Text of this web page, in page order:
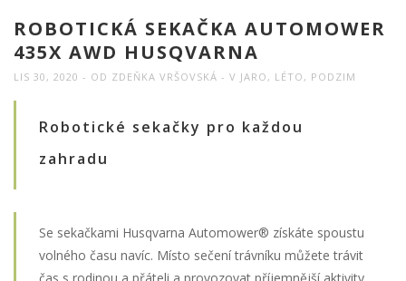
ROBOTICKÁ SEKAČKA AUTOMOWER
435X AWD HUSQVARNA
LIS 30, 2020 OD ZDEŇKA VRŠOVSKÁ V JARO , LÉTO , PODZIM
Robotické sekačky pro každou
zahradu
Se sekačkami Husqvarna Automower® získáte spoustu
volného času navíc. Místo sečení trávníku můžete trávit